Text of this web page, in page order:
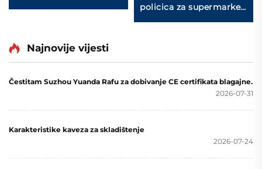
policica za supermarket
YD-S035
Najnovije vijesti
Čestitam Suzhou Yuanda Rafu za dobivanje CE certifikata blagajne.
2026-07-31
Karakteristike kaveza za skladištenje
2026-07-24